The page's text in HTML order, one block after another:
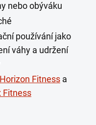
nebo obýváku
používání jako
váhy a udržení
Horizon Fitness a
Fitness